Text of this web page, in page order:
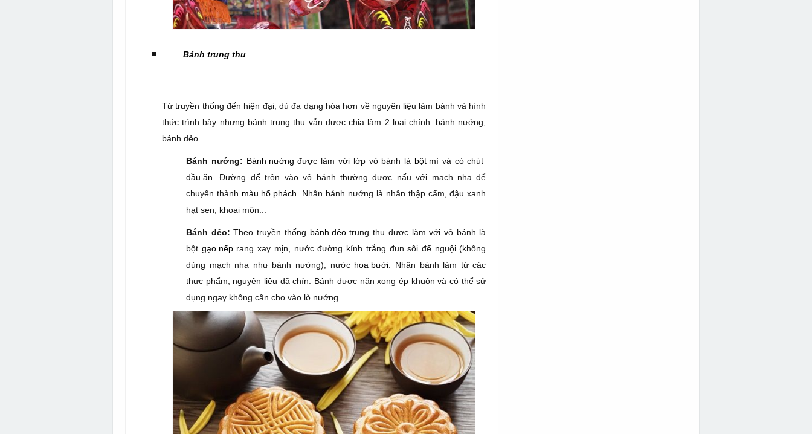
Bánh trung thu
Từ truyền thống đến hiện đại, dù đa dạng hóa hơn về nguyên liệu làm bánh và hình
thức trình bày nhưng bánh trung thu vẫn được chia làm 2 loại chính: bánh nướng,
bánh dẻo.
Bánh nướng: Bánh nướng được làm với lớp vỏ bánh là bột mì và có chút
dầu ăn . Đường để trộn vào vỏ bánh thường được nấu với mạch nha để
chuyển thành màu hổ phách . Nhân bánh nướng là nhân thập cẩm, đậu xanh
hạt sen, khoai môn...
Bánh dẻo: Theo truyền thống bánh dẻotrung thu được làm với vỏ bánh là
bột gạo nếprang xay mịn, nước đường kính trắng đun sôi để nguội (không
dùng mạch nha như bánh nướng), nước hoa bưởi . Nhân bánh làm từ các
thực phẩm, nguyên liệu đã chín. Bánh được nặn xong ép khuôn và có thể sử
dụng ngay không cần cho vào lò nướng.